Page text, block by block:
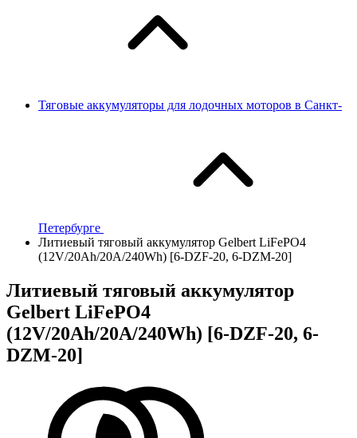
Тяговые аккумуляторы для лодочных моторов в Санкт-
Петербурге
Литиевый тяговый аккумулятор Gelbert LiFePO4
(12V/20Ah/20A/240Wh) [6-DZF-20, 6-DZM-20]
Литиевый тяговый аккумулятор
Gelbert LiFePO4
(12V/20Ah/20A/240Wh) [6-DZF-20, 6-
DZM-20]